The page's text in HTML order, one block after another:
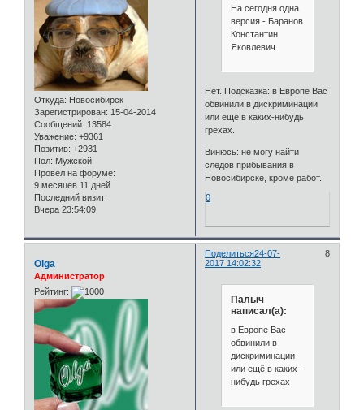
Откуда: Новосибирск
Зарегистрирован: 15-04-2014
Сообщений: 13584
Уважение: +9361
Позитив: +2931
Пол: Мужской
Провел на форуме:
9 месяцев 11 дней
Последний визит:
Вчера 23:54:09
На сегодня одна
версия - Баранов
Константин
Яковлевич
Нет. Подсказка: в Европе Вас
обвинили в дискриминации
или ещё в каких-нибудь
грехах.
Винюсь: не могу найти
следов прибывания в
Новосибирске, кроме работ.
0
Поделиться 8
24-07-
2017 14:02:32
Olga
Администратор
Рейтинг:
Палыч
написал(а):
в Европе Вас
обвинили в
дискриминации
или ещё в каких-
нибудь грехах